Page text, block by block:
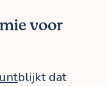
voor
blijkt dat